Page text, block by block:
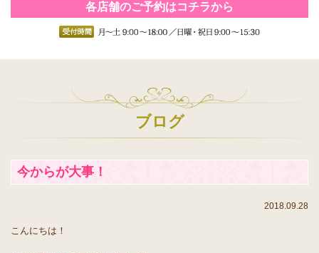
各店舗のご予約はコチラから
ブログ
今からが大事！
2018.09.28
こんにちは！